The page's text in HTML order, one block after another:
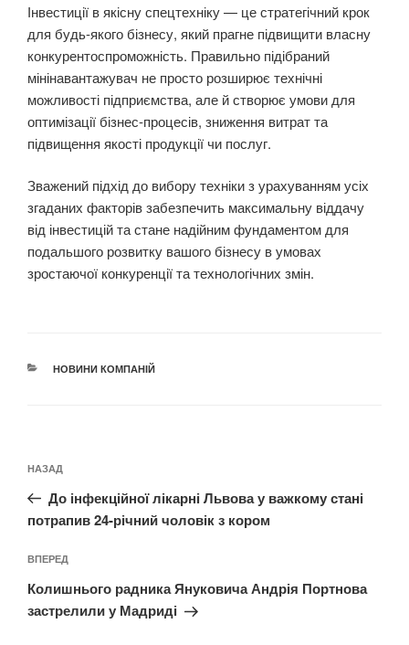
Інвестиції в якісну спецтехніку — це стратегічний крок
для будь-якого бізнесу, який прагне підвищити власну
конкурентоспроможність. Правильно підібраний
мінінавантажувач не просто розширює технічні
можливості підприємства, але й створює умови для
оптимізації бізнес-процесів, зниження витрат та
підвищення якості продукції чи послуг.
Зважений підхід до вибору техніки з урахуванням усіх
згаданих факторів забезпечить максимальну віддачу
від інвестицій та стане надійним фундаментом для
подальшого розвитку вашого бізнесу в умовах
зростаючої конкуренції та технологічних змін.
КАТЕГОРІЇ
НОВИНИ КОМПАНІЙ
записів
Попередній
запис:
НАЗАД
До інфекційної лікарні Львова у важкому стані
потрапив 24-річний чоловік з кором
Наступний
запис
ВПЕРЕД
Колишнього радника Януковича Андрія Портнова
застрелили у Мадриді